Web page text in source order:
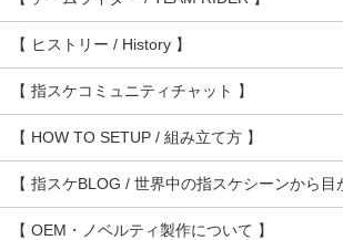
【 ヒストリー / History 】
【 指スケコミュニティチャット 】
【 HOW TO SETUP / 組み立て方 】
【 指スケBLOG / 世界中の指スケシーンから目
【 OEM・ノベルティ製作について 】